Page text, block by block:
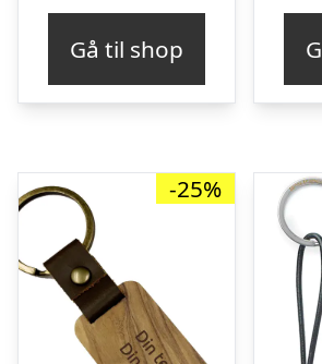
kr. 199,00.kr. 149,00.
Gå til shop
-25%